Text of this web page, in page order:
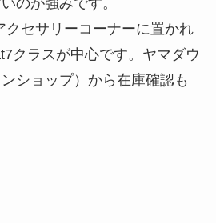
のが強みです。
クセサリーコーナーに置かれ
クラスが中心です。ヤマダウ
ショップ）から在庫確認も